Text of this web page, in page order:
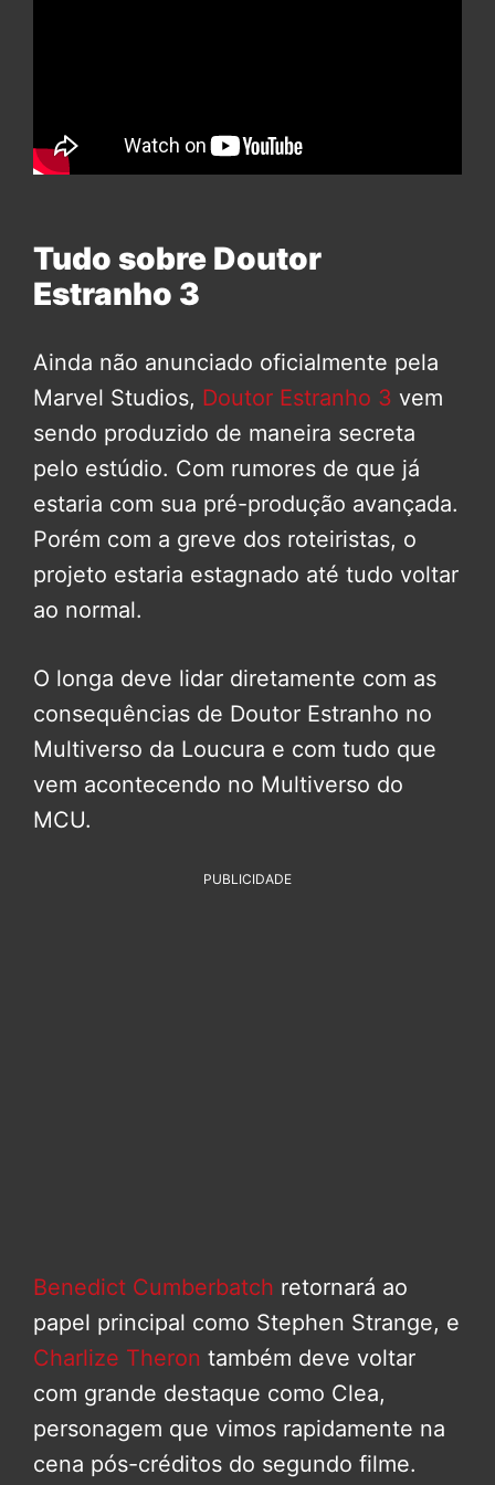
Tudo sobre Doutor
Estranho 3
Ainda não anunciado oficialmente pela
Marvel Studios, Doutor Estranho 3 vem
sendo produzido de maneira secreta
pelo estúdio. Com rumores de que já
estaria com sua pré-produção avançada.
Porém com a greve dos roteiristas, o
projeto estaria estagnado até tudo voltar
ao normal.
O longa deve lidar diretamente com as
consequências de Doutor Estranho no
Multiverso da Loucura e com tudo que
vem acontecendo no Multiverso do
MCU.
PUBLICIDADE
Benedict Cumberbatch retornará ao
papel principal como Stephen Strange, e
Charlize Theron também deve voltar
com grande destaque como Clea,
personagem que vimos rapidamente na
cena pós-créditos do segundo filme.